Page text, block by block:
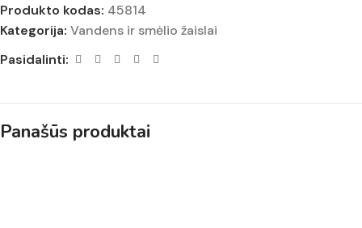
Produkto kodas: 45814
Kategorija: Vandens ir smėlio žaislai
Pasidalinti:
Panašūs produktai